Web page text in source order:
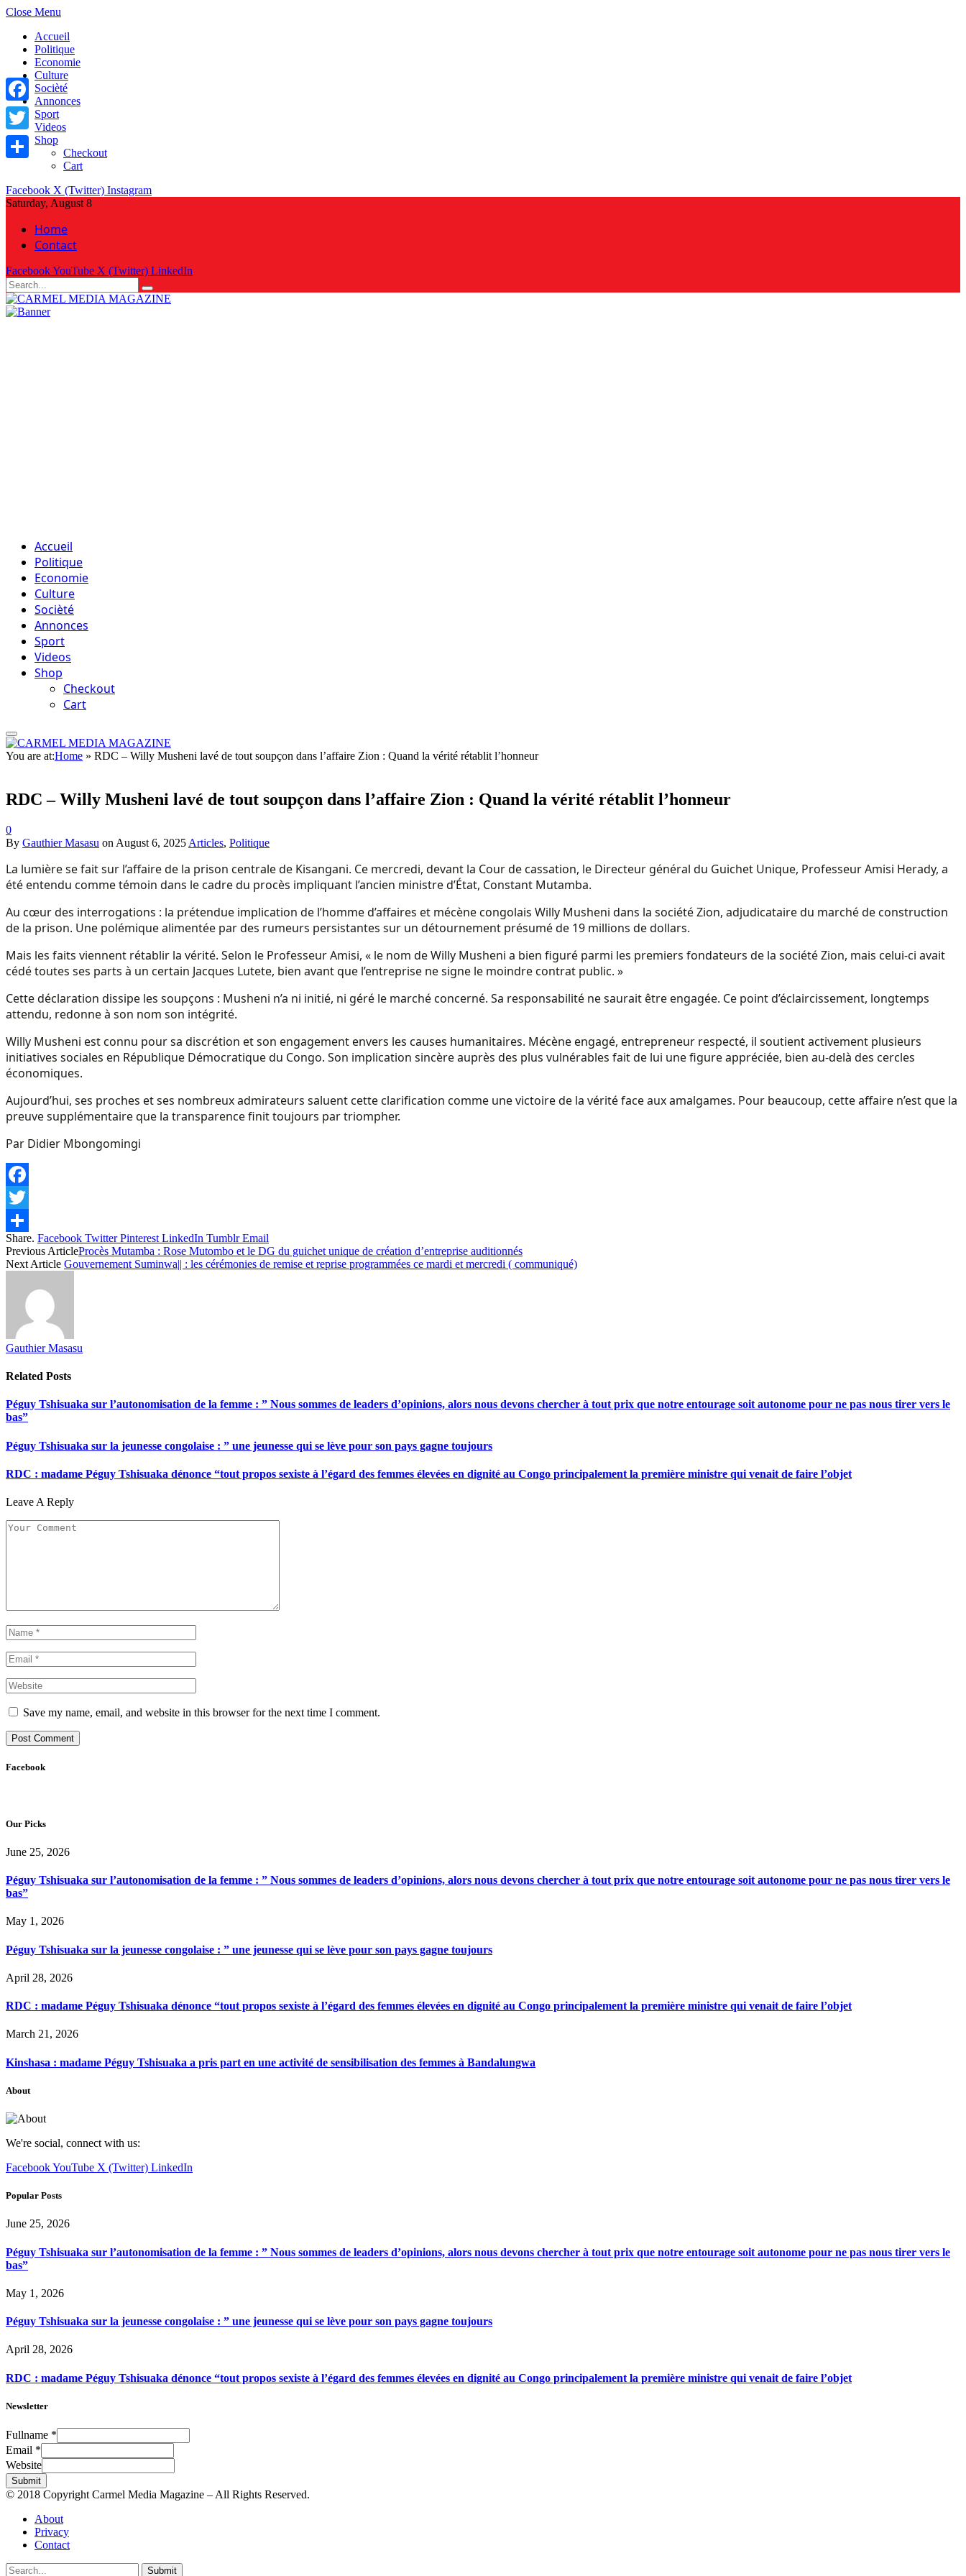
Close Menu
Accueil
Politique
Economie
Culture
Socièté
Annonces
Sport
Videos
Shop
Checkout
Cart
Facebook X (Twitter) Instagram
Saturday, August 8
Home
Contact
FacebookYouTube X (Twitter) LinkedIn
Accueil
Politique
Economie
Culture
Socièté
Annonces
Sport
Videos
Shop
Checkout
Cart
You are at:Home » RDC – Willy Musheni lavé de tout soupçon dans l’affaire Zion : Quand la vérité rétablit l’honneur
RDC – Willy Musheni lavé de tout soupçon dans l’affaire Zion : Quand la vérité rétablit l’honneur
0
By Gauthier Masasu on August 6, 2025 Articles, Politique
La lumière se fait sur l’affaire de la prison centrale de Kisangani. Ce mercredi, devant la Cour de cassation, le Directeur général du Guichet Unique, Professeur Amisi Herady, a
été entendu comme témoin dans le cadre du procès impliquant l’ancien ministre d’État, Constant Mutamba.
Au cœur des interrogations : la prétendue implication de l’homme d’affaires et mécène congolais Willy Musheni dans la société Zion, adjudicataire du marché de construction
de la prison. Une polémique alimentée par des rumeurs persistantes sur un détournement présumé de 19 millions de dollars.
Mais les faits viennent rétablir la vérité. Selon le Professeur Amisi, « le nom de Willy Musheni a bien figuré parmi les premiers fondateurs de la société Zion, mais celui-ci avait
cédé toutes ses parts à un certain Jacques Lutete, bien avant que l’entreprise ne signe le moindre contrat public. »
Cette déclaration dissipe les soupçons : Musheni n’a ni initié, ni géré le marché concerné. Sa responsabilité ne saurait être engagée. Ce point d’éclaircissement, longtemps
attendu, redonne à son nom son intégrité.
Willy Musheni est connu pour sa discrétion et son engagement envers les causes humanitaires. Mécène engagé, entrepreneur respecté, il soutient activement plusieurs
initiatives sociales en République Démocratique du Congo. Son implication sincère auprès des plus vulnérables fait de lui une figure appréciée, bien au-delà des cercles
économiques.
Aujourd’hui, ses proches et ses nombreux admirateurs saluent cette clarification comme une victoire de la vérité face aux amalgames. Pour beaucoup, cette affaire n’est que la
preuve supplémentaire que la transparence finit toujours par triompher.
Par Didier Mbongomingi
Facebook
Twitter
Share
Share. Facebook Twitter Pinterest LinkedIn Tumblr Email
Previous ArticleProcès Mutamba : Rose Mutombo et le DG du guichet unique de création d’entreprise auditionnés
Next Article Gouvernement Suminwa|| : les cérémonies de remise et reprise programmées ce mardi et mercredi ( communiqué)
Gauthier Masasu
Related Posts
Péguy Tshisuaka sur l’autonomisation de la femme : ” Nous sommes de leaders d’opinions, alors nous devons chercher à tout prix que notre entourage soit autonome pour ne pas nous tirer vers le
bas”
Péguy Tshisuaka sur la jeunesse congolaise : ” une jeunesse qui se lève pour son pays gagne toujours
RDC : madame Péguy Tshisuaka dénonce “tout propos sexiste à l’égard des femmes élevées en dignité au Congo principalement la première ministre qui venait de faire l’objet
Leave A Reply
Save my name, email, and website in this browser for the next time I comment.
Facebook
Our Picks
June 25, 2026
Péguy Tshisuaka sur l’autonomisation de la femme : ” Nous sommes de leaders d’opinions, alors nous devons chercher à tout prix que notre entourage soit autonome pour ne pas nous tirer vers le
bas”
May 1, 2026
Péguy Tshisuaka sur la jeunesse congolaise : ” une jeunesse qui se lève pour son pays gagne toujours
April 28, 2026
RDC : madame Péguy Tshisuaka dénonce “tout propos sexiste à l’égard des femmes élevées en dignité au Congo principalement la première ministre qui venait de faire l’objet
March 21, 2026
Kinshasa : madame Péguy Tshisuaka a pris part en une activité de sensibilisation des femmes à Bandalungwa
About
We're social, connect with us:
FacebookYouTube X (Twitter) LinkedIn
Popular Posts
June 25, 2026
Péguy Tshisuaka sur l’autonomisation de la femme : ” Nous sommes de leaders d’opinions, alors nous devons chercher à tout prix que notre entourage soit autonome pour ne pas nous tirer vers le
bas”
May 1, 2026
Péguy Tshisuaka sur la jeunesse congolaise : ” une jeunesse qui se lève pour son pays gagne toujours
April 28, 2026
RDC : madame Péguy Tshisuaka dénonce “tout propos sexiste à l’égard des femmes élevées en dignité au Congo principalement la première ministre qui venait de faire l’objet
Newsletter
Fullname *
Email *
Website
Submit
© 2018 Copyright Carmel Media Magazine – All Rights Reserved.
About
Privacy
Contact
Submit
Facebook
Twitter